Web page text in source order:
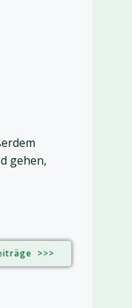
gehen,
>>>